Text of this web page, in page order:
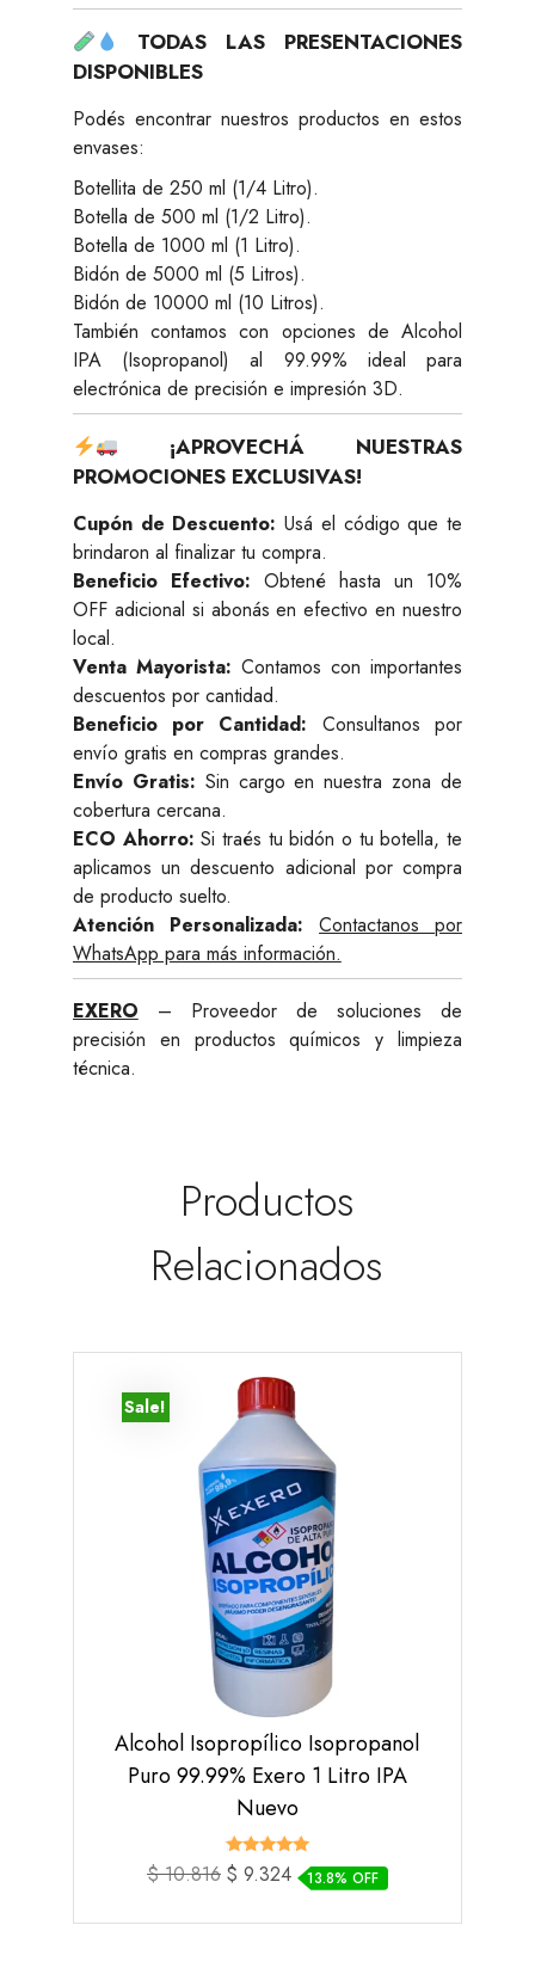
TODAS LAS PRESENTACIONES
DISPONIBLES
Podés encontrar nuestros productos en estos
envases:
Botellita de 250 ml (1/4 Litro).
Botella de 500 ml (1/2 Litro).
Botella de 1000 ml (1 Litro).
Bidón de 5000 ml (5 Litros).
Bidón de 10000 ml (10 Litros).
También contamos con opciones de Alcohol
IPA (Isopropanol) al 99.99% ideal para
electrónica de precisión e impresión 3D.
¡APROVECHÁ NUESTRAS
PROMOCIONES EXCLUSIVAS!
Cupón de Descuento: Usá el código que te
brindaron al finalizar tu compra.
Beneficio Efectivo: Obtené hasta un 10%
OFF adicional si abonás en efectivo en nuestro
local.
Venta Mayorista: Contamos con importantes
descuentos por cantidad.
Beneficio por Cantidad: Consultanos por
envío gratis en compras grandes.
Envío Gratis: Sin cargo en nuestra zona de
cobertura cercana.
ECO Ahorro: Si traés tu bidón o tu botella, te
aplicamos un descuento adicional por compra
de producto suelto.
Atención Personalizada:
Contactanos por
WhatsApp para más información.
EXERO – Proveedor de soluciones de
precisión en productos químicos y limpieza
técnica.
Productos
Relacionados
Sale!
Alcohol Isopropílico Isopropanol
Puro 99.99% Exero 1 Litro IPA
Nuevo
Valorado
con
$10.816 El
original
$ 9.324El
precio
actual
13.8% OFF